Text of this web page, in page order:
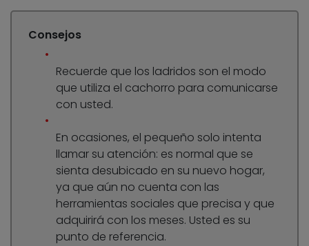
Consejos
Recuerde que los ladridos son el modo
que utiliza el cachorro para comunicarse
con usted.
En ocasiones, el pequeño solo intenta
llamar su atención: es normal que se
sienta desubicado en su nuevo hogar,
ya que aún no cuenta con las
herramientas sociales que precisa y que
adquirirá con los meses. Usted es su
punto de referencia.